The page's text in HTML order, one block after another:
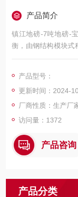
产品简介
镇江地磅-7吨地磅-
衡，由钢结构模块式
制显示仪组成。数字
干扰力更强，传输距
产品型号：
更新时间：2024-
厂商性质：生产厂
访问量：1372
产品咨询
产品分类